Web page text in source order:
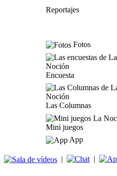
Reportajes
Fotos
Encuesta
Las Columnas
Mini juegos
App
| |